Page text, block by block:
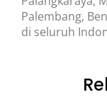
Palembang,
di seluruh